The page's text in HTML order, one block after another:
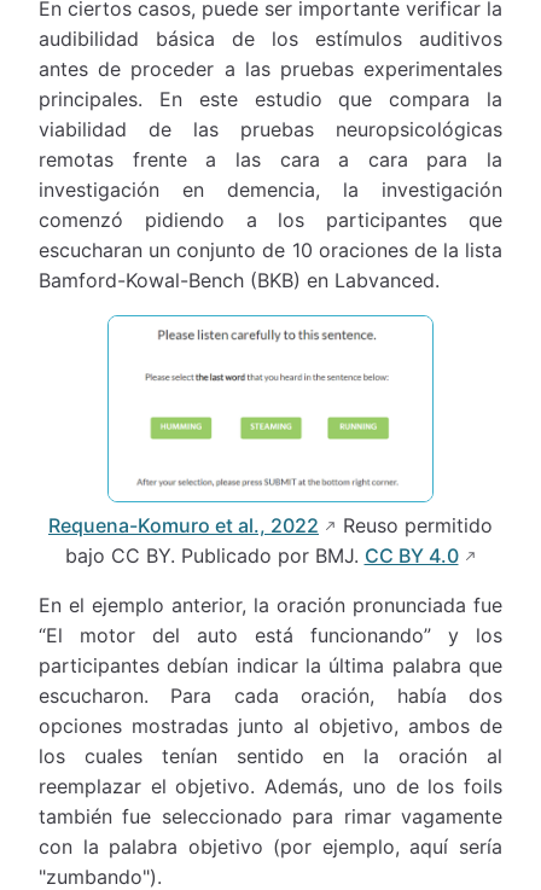
En ciertos casos, puede ser importante verificar la
audibilidad básica de los estímulos auditivos
antes de proceder a las pruebas experimentales
principales. En este estudio que compara la
viabilidad de las pruebas neuropsicológicas
remotas frente a las cara a cara para la
investigación en demencia, la investigación
comenzó pidiendo a los participantes que
escucharan un conjunto de 10 oraciones de la lista
Bamford-Kowal-Bench (BKB) en Labvanced.
Requena-Komuro et al., 2022
Reuso permitido
bajo CC BY. Publicado por BMJ. CC BY 4.0
En el ejemplo anterior, la oración pronunciada fue
“El motor del auto está funcionando” y los
participantes debían indicar la última palabra que
escucharon. Para cada oración, había dos
opciones mostradas junto al objetivo, ambos de
los cuales tenían sentido en la oración al
reemplazar el objetivo. Además, uno de los foils
también fue seleccionado para rimar vagamente
con la palabra objetivo (por ejemplo, aquí sería
"zumbando").